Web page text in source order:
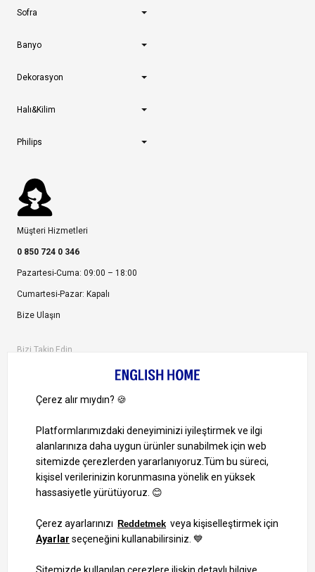
Sofra
Banyo
Dekorasyon
Halı&Kilim
Philips
Müşteri Hizmetleri
0 850 724 0 346
Pazartesi-Cuma: 09:00 – 18:00
Cumartesi-Pazar: Kapalı
Bize Ulaşın
Bizi Takip Edin
1000 TL ve Üzeri Alışverişlerinizde Kargo Bedava!
Bilgi Toplum Hizmetleri
KVKK Veri İşleme Politikamız